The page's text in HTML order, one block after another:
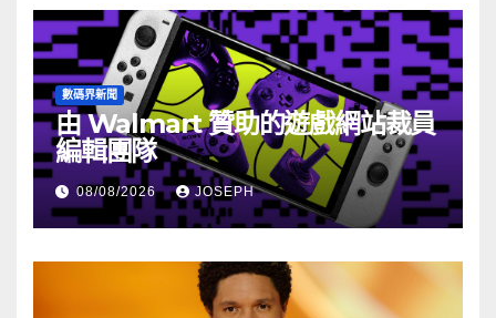
數碼界新聞
由 Walmart 贊助的遊戲網站裁員
編輯團隊
08/08/2026 JOSEPH